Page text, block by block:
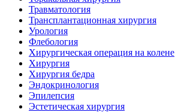
Травматология
Трансплантационная хирургия
Урология
Флебология
Хирургическая операция на колене
Хирургия
Хирургия бедра
Эндокринология
Эпилепсия
Эстетическая хирургия